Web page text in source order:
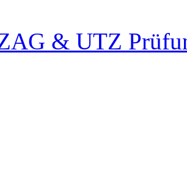
& UTZ